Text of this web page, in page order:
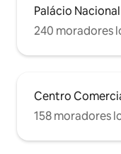
Palácio
240 moradores
Centro
158 moradores